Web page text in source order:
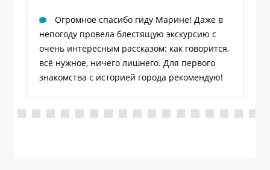
Огромное спасибо гиду Марине! Даже в
непогоду провела блестящую экскурсию с
очень интересным рассказом: как говорится,
всё нужное, ничего лишнего. Для первого
знакомства с историей города рекомендую!